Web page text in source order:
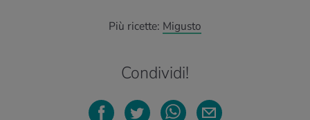
Più ricette: Migusto
Condividi!